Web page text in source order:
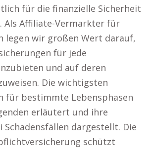
für die finanzielle Sicherheit
Als Affiliate-Vermarkter für
legen wir großen Wert darauf,
für jede
und auf deren
Die wichtigsten
für bestimmte Lebensphasen
erläutert und ihre
Schadensfällen dargestellt. Die
schützt